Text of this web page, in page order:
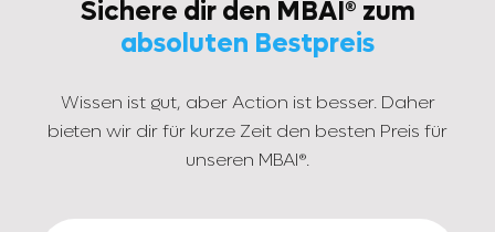
Sichere dir den MBAI® zum
absoluten Bestpreis
Wissen ist gut, aber Action ist besser. Daher
bieten wir dir für kurze Zeit den besten Preis für
unseren MBAI®.